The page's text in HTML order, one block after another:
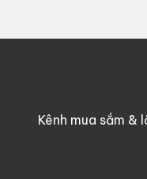
Kênh mua sắm